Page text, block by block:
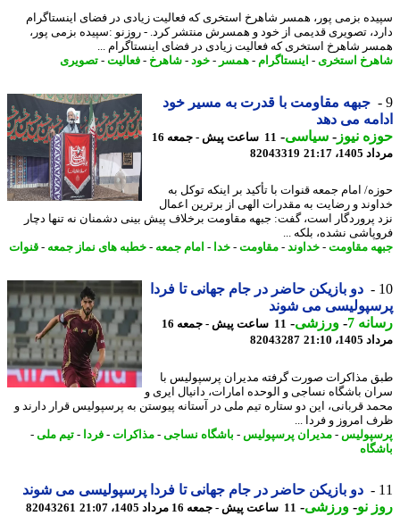
بزمی پور، همسر شاهرخ استخری که فعالیت زیادی در فضای اینستاگرام
تصویری قدیمی از خود و همسرش منتشر کرد. - روزنو :سپیده بزمی پور،
شاهرخ استخری که فعالیت زیادی در فضای اینستاگرام ...
استخری- اینستاگرام- همسر-خود -شاهرخ-فعالیت-تصویری
جبهه مقاومت با قدرت به مسیر خود
می دهد
نیوز-سیاسی-
11 ساعت پیش - جمعه 16
21:17
82043319
امام جمعه قنوات با تأکید بر اینکه توکل به
و رضایت به مقدرات الهی از برترین اعمال
پروردگار است، گفت: جبهه مقاومت برخلاف پیش بینی دشمنان نه تنها دچار
نشده، بلکه ...
مقاومت-خداوند-مقاومت-خدا-امام جمعه-خطبه های نماز جمعه-قنوات
دو بازیکن حاضر در جام جهانی تا فردا
می شوند
7
-ورزشی-
11 ساعت پیش - جمعه 16
21:10
82043287
مذاکرات صورت گرفته مدیران پرسپولیس با
باشگاه نساجی و الوحده امارات، دانیال ایری و
قربانی، این دو ستاره تیم ملی در آستانه پیوستن به پرسپولیس قرار دارند و
امروز و فردا ...
-مدیران پرسپولیس-باشگاه نساجی-مذاکرات- فردا - تیم ملی -
دو بازیکن حاضر در جام جهانی تا فردا پرسپولیسی می شوند
نو- ورزشی-11 ساعت پیش - جمعه 16 مرداد 1405، 21:07 82043261